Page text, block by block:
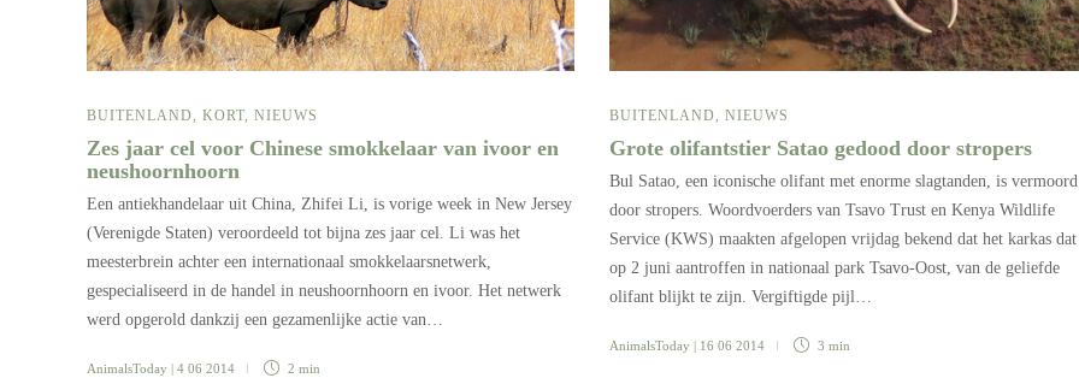
BUITENLAND, NIEUWS
Grote olifantstier Satao gedood door stropers
Bul Satao, een iconische olifant met enorme slagtanden, is vermoord
door stropers. Woordvoerders van Tsavo Trust en Kenya Wildlife
Service (KWS) maakten afgelopen vrijdag bekend dat het karkas dat
op 2 juni aantroffen in nationaal park Tsavo-Oost, van de geliefde
olifant blijkt te zijn. Vergiftigde pijl…
AnimalsToday | 16 06 2014 3 min
BUITENLAND, KORT, NIEUWS
Zes jaar cel voor Chinese smokkelaar van ivoor en
neushoornhoorn
Een antiekhandelaar uit China, Zhifei Li, is vorige week in New Jersey
(Verenigde Staten) veroordeeld tot bijna zes jaar cel. Li was het
meesterbrein achter een internationaal smokkelaarsnetwerk,
gespecialiseerd in de handel in neushoornhoorn en ivoor. Het netwerk
werd opgerold dankzij een gezamenlijke actie van…
AnimalsToday | 4 06 2014 2 min